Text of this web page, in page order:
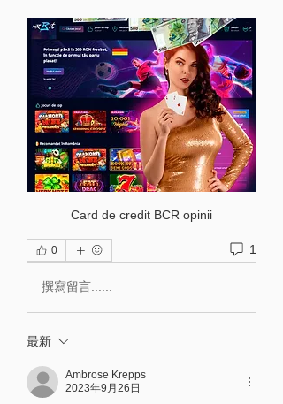
Card de credit BCR opinii
0 1
撰寫留言......
最新
Ambrose Krepps
2023年9月26日